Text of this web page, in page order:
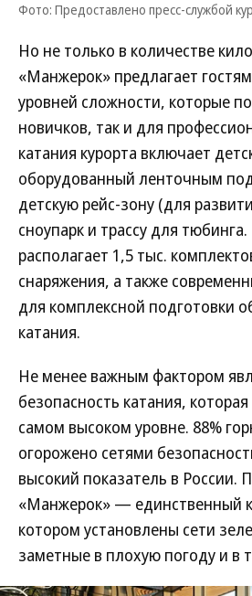
Фото: Предоставлено пресс-службой
Но не только в количестве
«Манжерок» предлагает
уровней сложности, которые
новичков, так и для
катания курорта включает
оборудованный ленточным
детскую рейс-зону (для
сноупарк и трассу для
располагает 1,5 тыс.
снаряжения, а также
для комплексной подготовки
катания.
Не менее важным фактором
безопасность катания,
самом высоком уровне. 88%
огорожено сетями
высокий показатель в России.
«Манжерок» — единственный
котором установлены сети
заметные в плохую погоду и в